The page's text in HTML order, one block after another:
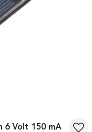
6 Volt 150 mA